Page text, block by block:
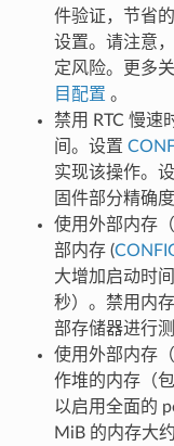
件验证，节省
设置。请注意
定风险。更多
目配置 。
禁用 RTC 慢速
间。设置
实现该操作。
固件部分精确
使用外部内存
部内存 (
大增加启动时
秒）。禁用内
部存储器进行测
使用外部内存
作堆的内存（
以启用全面的
MiB 的内存大